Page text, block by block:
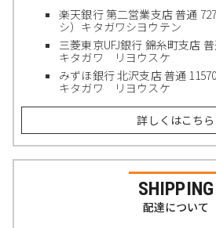
楽天銀行 第二営業支店 普通
シ）キタガワシヨウテン
三菱東京UFJ銀行 錦糸町支店 普
キタガワ リヨウスケ
みずほ銀行 北沢支店 普通
キタガワ リヨウスケ
詳しくはこちら
SHIPPING
配達について